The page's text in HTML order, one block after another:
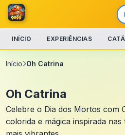
INÍCIO EXPERIÊNCIAS
Início Oh Catrina
Oh Catrina
Celebre o Dia dos Mortos com
colorida e mágica inspirada nas